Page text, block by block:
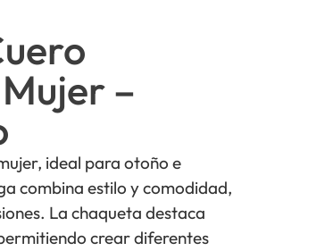
–
ideal para otoño e
combina estilo y comodidad,
La chaqueta destaca
crear diferentes